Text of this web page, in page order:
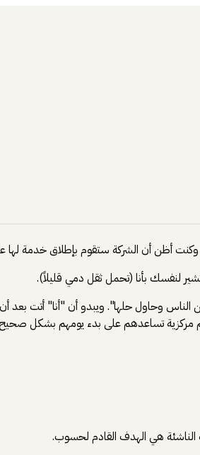
لنفسك بأنا (تحمل ثقل دمي قليلاً).
الناس وحاول حلها". ويبدو أن "أنا" أتت
مركزية تساعدهم على بدء يومهم بشكل
هي الهدف القادم لحسوب.